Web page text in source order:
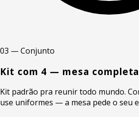
03 — Conjunto
Kit com 4 — mesa
Kit padrão pra reunir todo mundo.
use uniformes — a mesa pede o seu